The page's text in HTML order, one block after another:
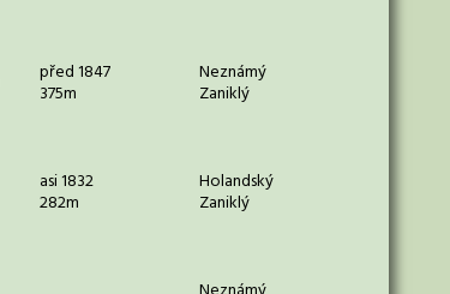
před 1847
375m
Neznámý
Zaniklý
asi 1832
282m
Holandský
Zaniklý